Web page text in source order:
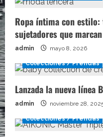
Ropa íntima con
sujetadores que
admin mayo 8, 2026
Colecciones / Prendas
Lanzada la nueva línea
admin noviembre 28,
Colecciones / Prendas